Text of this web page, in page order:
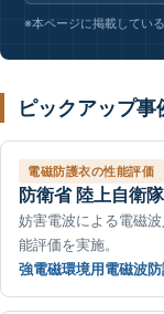
※本ページに掲載してい
ピックアップ事
電磁防護衣の性能評価
防衛省 陸上自衛
妨害電波による電磁
能評価を実施。
強電磁環境用電磁波